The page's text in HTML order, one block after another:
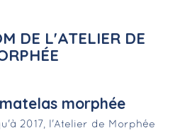
DE L'ATELIER DE
morphée
2017, l'Atelier de Morphée